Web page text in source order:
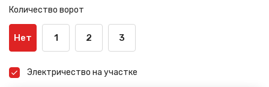
Количество ворот
Нет 1 2 3
Электричество на участке